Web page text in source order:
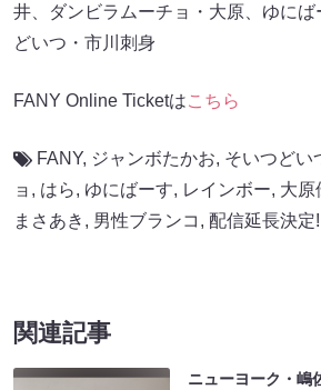
井、ダンビラムーチョ・大原、ゆに
どいつ・市川刺身
FANY Online Ticketはこちら
FANY, ジャンボたかお, そいつどい
ョ , はら, ゆにばーす, レインボー, 大原
まさあき , 男性ブランコ , 配信延長決定!
関連記事
ニューヨーク・嶋